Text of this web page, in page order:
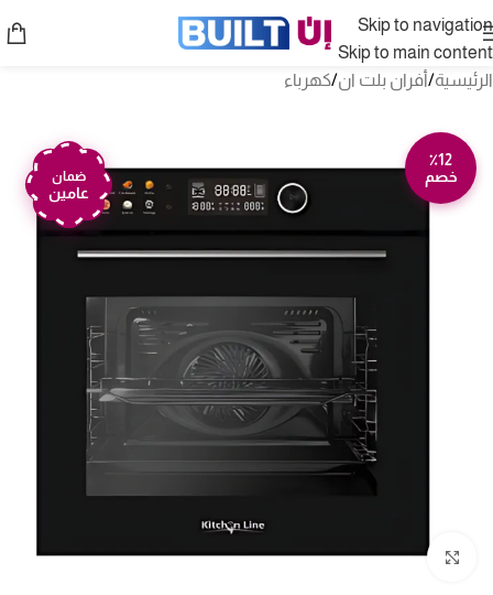
Skip to navigation
Skip to main content
الرئيسية/أفران بلت ان/كهرباء
٪12
خصم
ضمان
عامين
Click to enlarge